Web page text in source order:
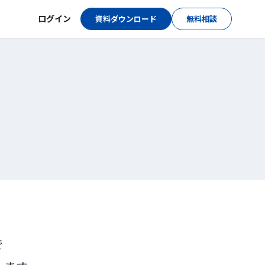
ログイン 資料ダウンロード 無料相談